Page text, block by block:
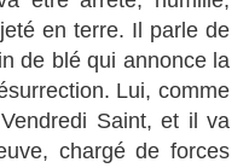
en terre. Il parle de
de blé qui annonce la
Lui, comme
Saint, et il va
chargé de forces